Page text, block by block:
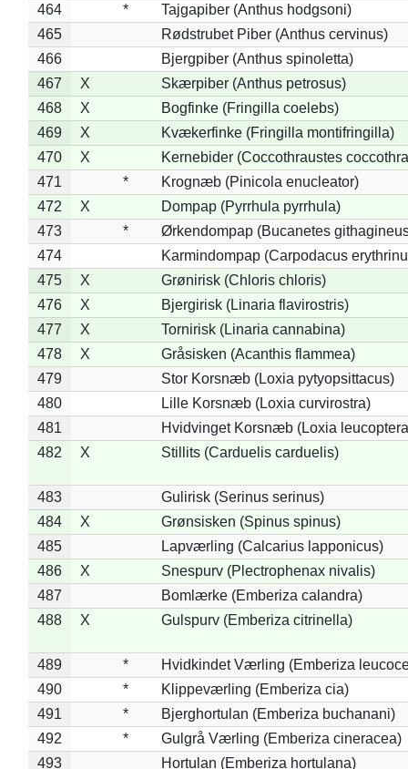
464
*
Tajgapiber (Anthus hodgsoni)
465
Rødstrubet Piber (Anthus cervinus)
466
Bjergpiber (Anthus spinoletta)
467
X
Skærpiber (Anthus petrosus)
468
X
Bogfinke (Fringilla coelebs)
469
X
Kvækerfinke (Fringilla montifringilla)
470
X
Kernebider (Coccothraustes
471
*
Krognæb (Pinicola enucleator)
472
X
Dompap (Pyrrhula pyrrhula)
473
*
Ørkendompap (Bucanetes
474
Karmindompap (Carpodacus
475
X
Grønirisk (Chloris chloris)
476
X
Bjergirisk (Linaria flavirostris)
477
X
Tornirisk (Linaria cannabina)
478
X
Gråsisken (Acanthis flammea)
479
Stor Korsnæb (Loxia pytyopsittacus)
480
Lille Korsnæb (Loxia curvirostra)
481
Hvidvinget Korsnæb (Loxia
482
X Stillits (Carduelis carduelis)
483
Gulirisk (Serinus serinus)
484
X
Grønsisken (Spinus spinus)
485
Lapværling (Calcarius lapponicus)
486
X
Snespurv (Plectrophenax nivalis)
487
Bomlærke (Emberiza calandra)
488
X Gulspurv (Emberiza citrinella)
489 *
Hvidkindet Værling (Emberiza
490
*
Klippeværling (Emberiza cia)
491
*
Bjerghortulan (Emberiza buchanani)
492
*
Gulgrå Værling (Emberiza cineracea)
493
Hortulan (Emberiza hortulana)